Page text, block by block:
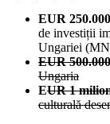
EUR 250.000
de investiții
Ungariei
EUR 500.000
Ungaria
EUR 1
culturală